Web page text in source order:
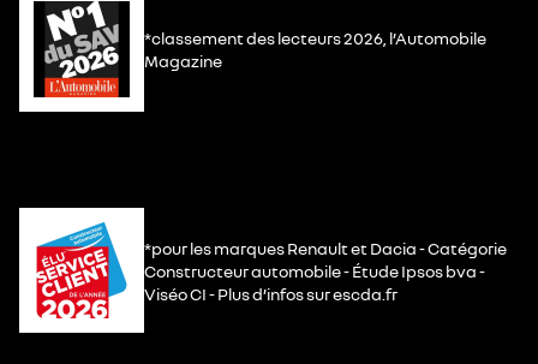
*classement des lecteurs 2026, l’Automobile
Magazine
*pour les marques Renault et Dacia - Catégorie
Constructeur automobile - Étude Ipsos bva -
Viséo CI - Plus d’infos sur escda.fr